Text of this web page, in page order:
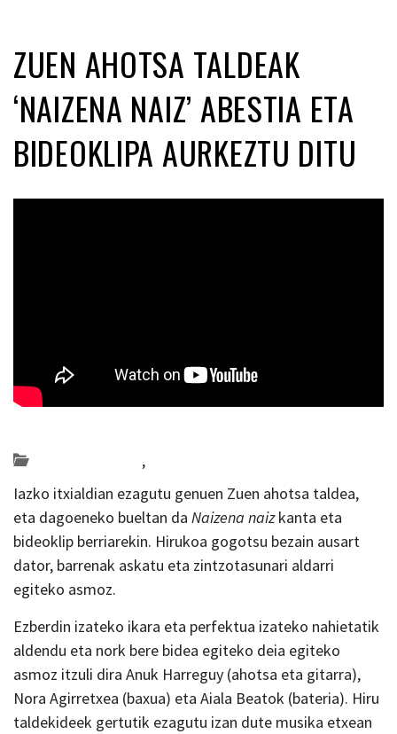
ZUEN AHOTSA TALDEAK
‘NAIZENA NAIZ’ ABESTIA ETA
BIDEOKLIPA AURKEZTU DITU
,
Iazko itxialdian ezagutu genuen Zuen ahotsa taldea,
eta dagoeneko bueltan da Naizena naizkanta eta
bideoklip berriarekin. Hirukoa gogotsu bezain ausart
dator, barrenak askatu eta zintzotasunari aldarri
egiteko asmoz.
Ezberdin izateko ikara eta perfektua izateko nahietatik
aldendu eta nork bere bidea egiteko deia egiteko
asmoz itzuli dira Anuk Harreguy (ahotsa eta gitarra),
Nora Agirretxea (baxua) eta Aiala Beatok (bateria). Hiru
taldekideek gertutik ezagutu izan dute musika etxean